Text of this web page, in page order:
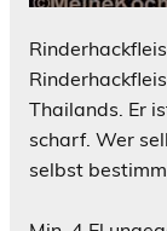
Thailands. Er
scharf. Wer
selbst